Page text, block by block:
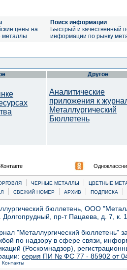
цены на
металлы
Поиск информации
Быстрый и качественный
информации по рынку
Другое
Аналитические
приложения к
Металлургический
Бюллетень
| ЧЕРНЫЕ МЕТАЛЛЫ |
ЦВЕТНЫЕ
| СВЕЖИЙ НОМЕР | АРХИВ | ПОДПИСКА |
бюллетень, ООО
Долгопрудный, пр-т Пацаева, д. 7,
"Металлургический бюллетень"
по надзору в сфере связи,
(Роскомнадзор),
серия ПИ № ФС 77 - 85902 от 04
Контакты